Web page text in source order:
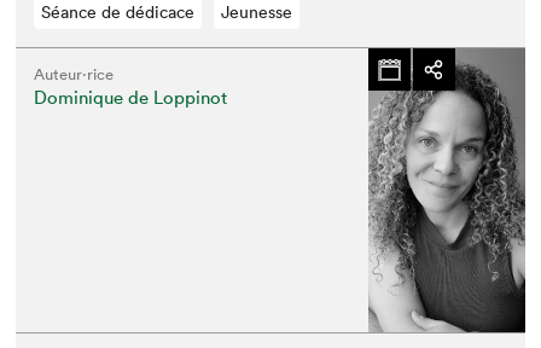
Séance de dédicace Jeunesse
Auteur·rice
Dominique de Loppinot